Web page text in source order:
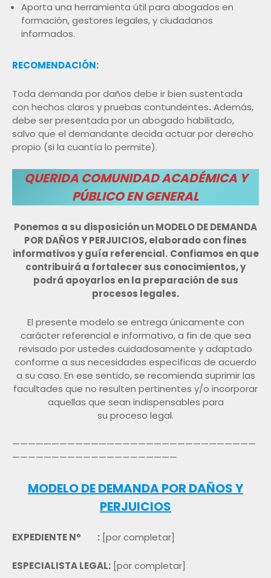
Aporta una herramienta útil para abogados en
formación, gestores legales, y ciudadanos
informados.
RECOMENDACIÓN:
Toda demanda por daños debe ir bien sustentada
con hechos claros y pruebas contundentes.Además,
debe ser presentada por un abogado habilitado,
salvo que el demandante decida actuar por derecho
propio (si la cuantía lo permite).
QUERIDA COMUNIDAD ACADÉMICA Y
PÚBLICO EN GENERAL
Ponemos a su disposición un MODELO DE DEMANDA
POR DAÑOS Y PERJUICIOS, elaborado con fines
informativos y guía referencial. Confiamos en que
contribuirá a fortalecer sus conocimientos, y
podrá apoyarlos en la preparación de sus
procesos legales.
El presente modelo se entrega únicamente con
carácter referencial e informativo, a fin de que sea
revisado por ustedes cuidadosamente y adaptado
conforme a sus necesidades específicas de acuerdo
a su caso. En ese sentido, se recomienda suprimir las
facultades que no resulten pertinentes y/o incorporar
aquellas que sean indispensables para
su proceso legal.
———————————————————————————————
—————————————————————
MODELO DE DEMANDA POR DAÑOS Y
PERJUICIOS
EXPEDIENTE Nº : [por completar]
ESPECIALISTA LEGAL: [por completar]